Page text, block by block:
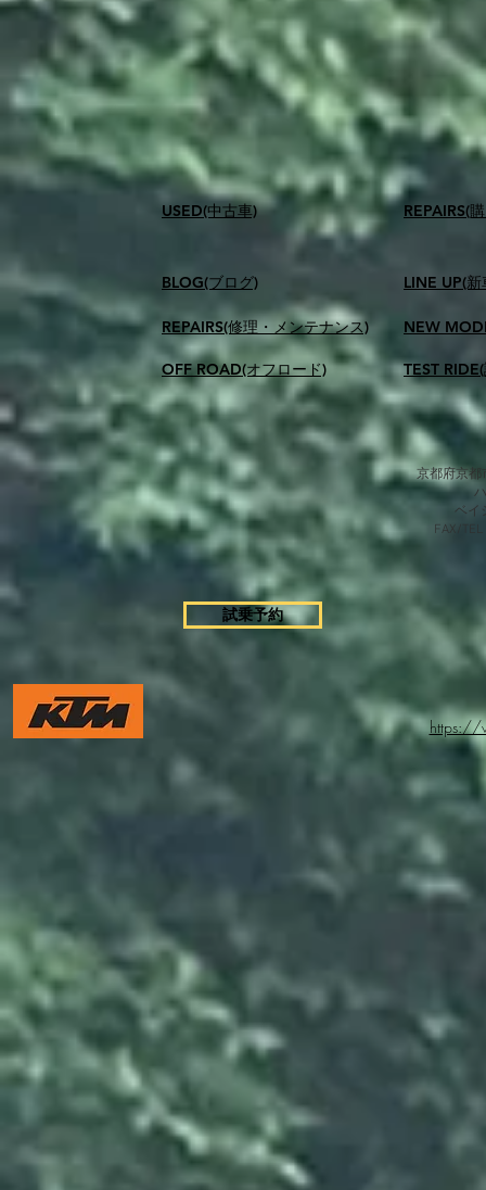
USED(中古車)
BLOG(ブログ)
REPAIRS(修理・メンテナンス)
OFF ROAD(オフロード)
​REPAIRS(
LINE UP(
NEW
TEST
京都府京都
ベイ
FAX/
試乗予約
https://